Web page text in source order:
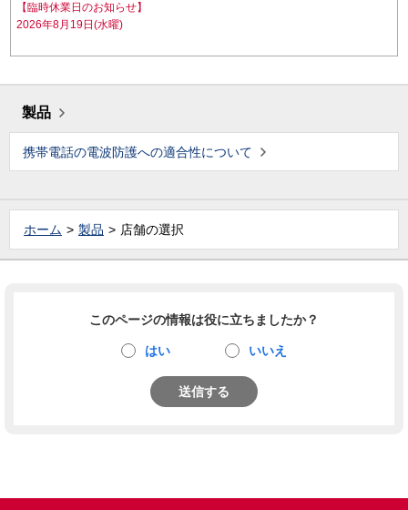
【臨時休業日のお知らせ】
2026年8月19日(水曜)
製品
携帯電話の電波防護への適合性について
ホーム 製品 店舗の選択
このページの情報は役に立ちましたか？
はい いいえ
送信する